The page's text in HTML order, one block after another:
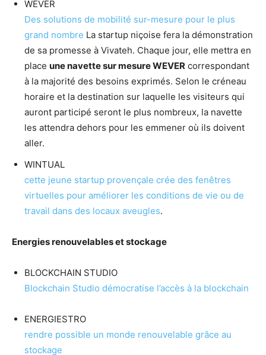
WEVER
Des solutions de mobilité sur-mesure pour le plus
grand nombre La startup niçoise fera la démonstration
de sa promesse à Vivateh. Chaque jour, elle mettra en
place une navette sur mesure WEVER correspondant
à la majorité des besoins exprimés. Selon le créneau
horaire et la destination sur laquelle les visiteurs qui
auront participé seront le plus nombreux, la navette
les attendra dehors pour les emmener où ils doivent
aller.
WINTUAL
cette jeune startup provençale crée des fenêtres
virtuelles pour améliorer les conditions de vie ou de
travail dans des locaux aveugles.
Energies renouvelables et stockage
BLOCKCHAIN STUDIO
Blockchain Studio démocratise l’accès à la blockchain
ENERGIESTRO
rendre possible un monde renouvelable grâce au
stockage